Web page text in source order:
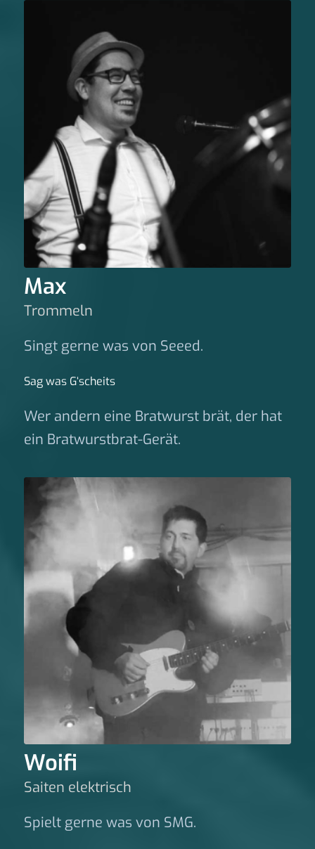
Max
Trommeln
Singt gerne was von Seeed.
Sag was G‘scheits
Wer andern eine Bratwurst brät, der hat
ein Bratwurstbrat-Gerät.
Woifi
Saiten elektrisch
Spielt gerne was von SMG.